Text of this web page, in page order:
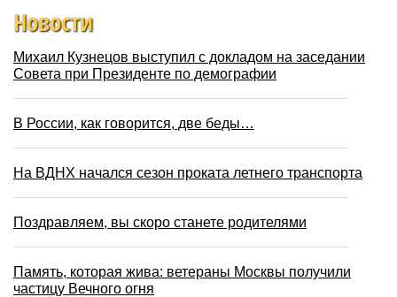
Новости
Михаил Кузнецов выступил с докладом на заседании
Совета при Президенте по демографии
В России, как говорится, две беды…
На ВДНХ начался сезон проката летнего транспорта
Поздравляем, вы скоро станете родителями
Память, которая жива: ветераны Москвы получили
частицу Вечного огня